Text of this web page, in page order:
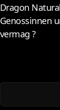
Dragon
Genossinnen
vermag ?